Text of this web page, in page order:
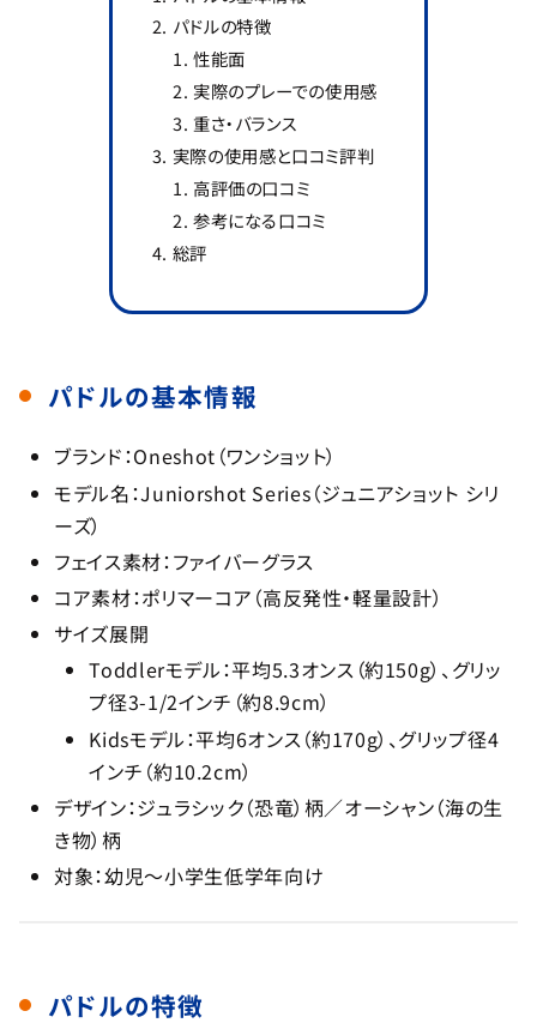
パドルの特徴
性能面
実際のプレーでの使用感
重さ・バランス
実際の使用感と口コミ評判
高評価の口コミ
参考になる口コミ
総評
パドルの基本情報
ブランド：Oneshot（ワンショット）
モデル名：Juniorshot Series（ジュニアショット シリ
ーズ）
フェイス素材：ファイバーグラス
コア素材：ポリマーコア（高反発性・軽量設計）
サイズ展開
Toddlerモデル：平均5.3オンス（約150g）、グリッ
プ径3-1/2インチ（約8.9cm）
Kidsモデル：平均6オンス（約170g）、グリップ径4
インチ（約10.2cm）
デザイン：ジュラシック（恐竜）柄／オーシャン（海の生
き物）柄
対象：幼児〜小学生低学年向け
パドルの特徴